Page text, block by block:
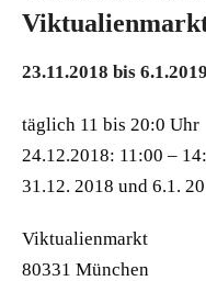
23.11.2018 bis 6.1.2019
täglich 11 bis 20:0 Uhr
24.12.2018: 11:00 –
31.12. 2018 und 6.1.
Viktualienmarkt
80331 München